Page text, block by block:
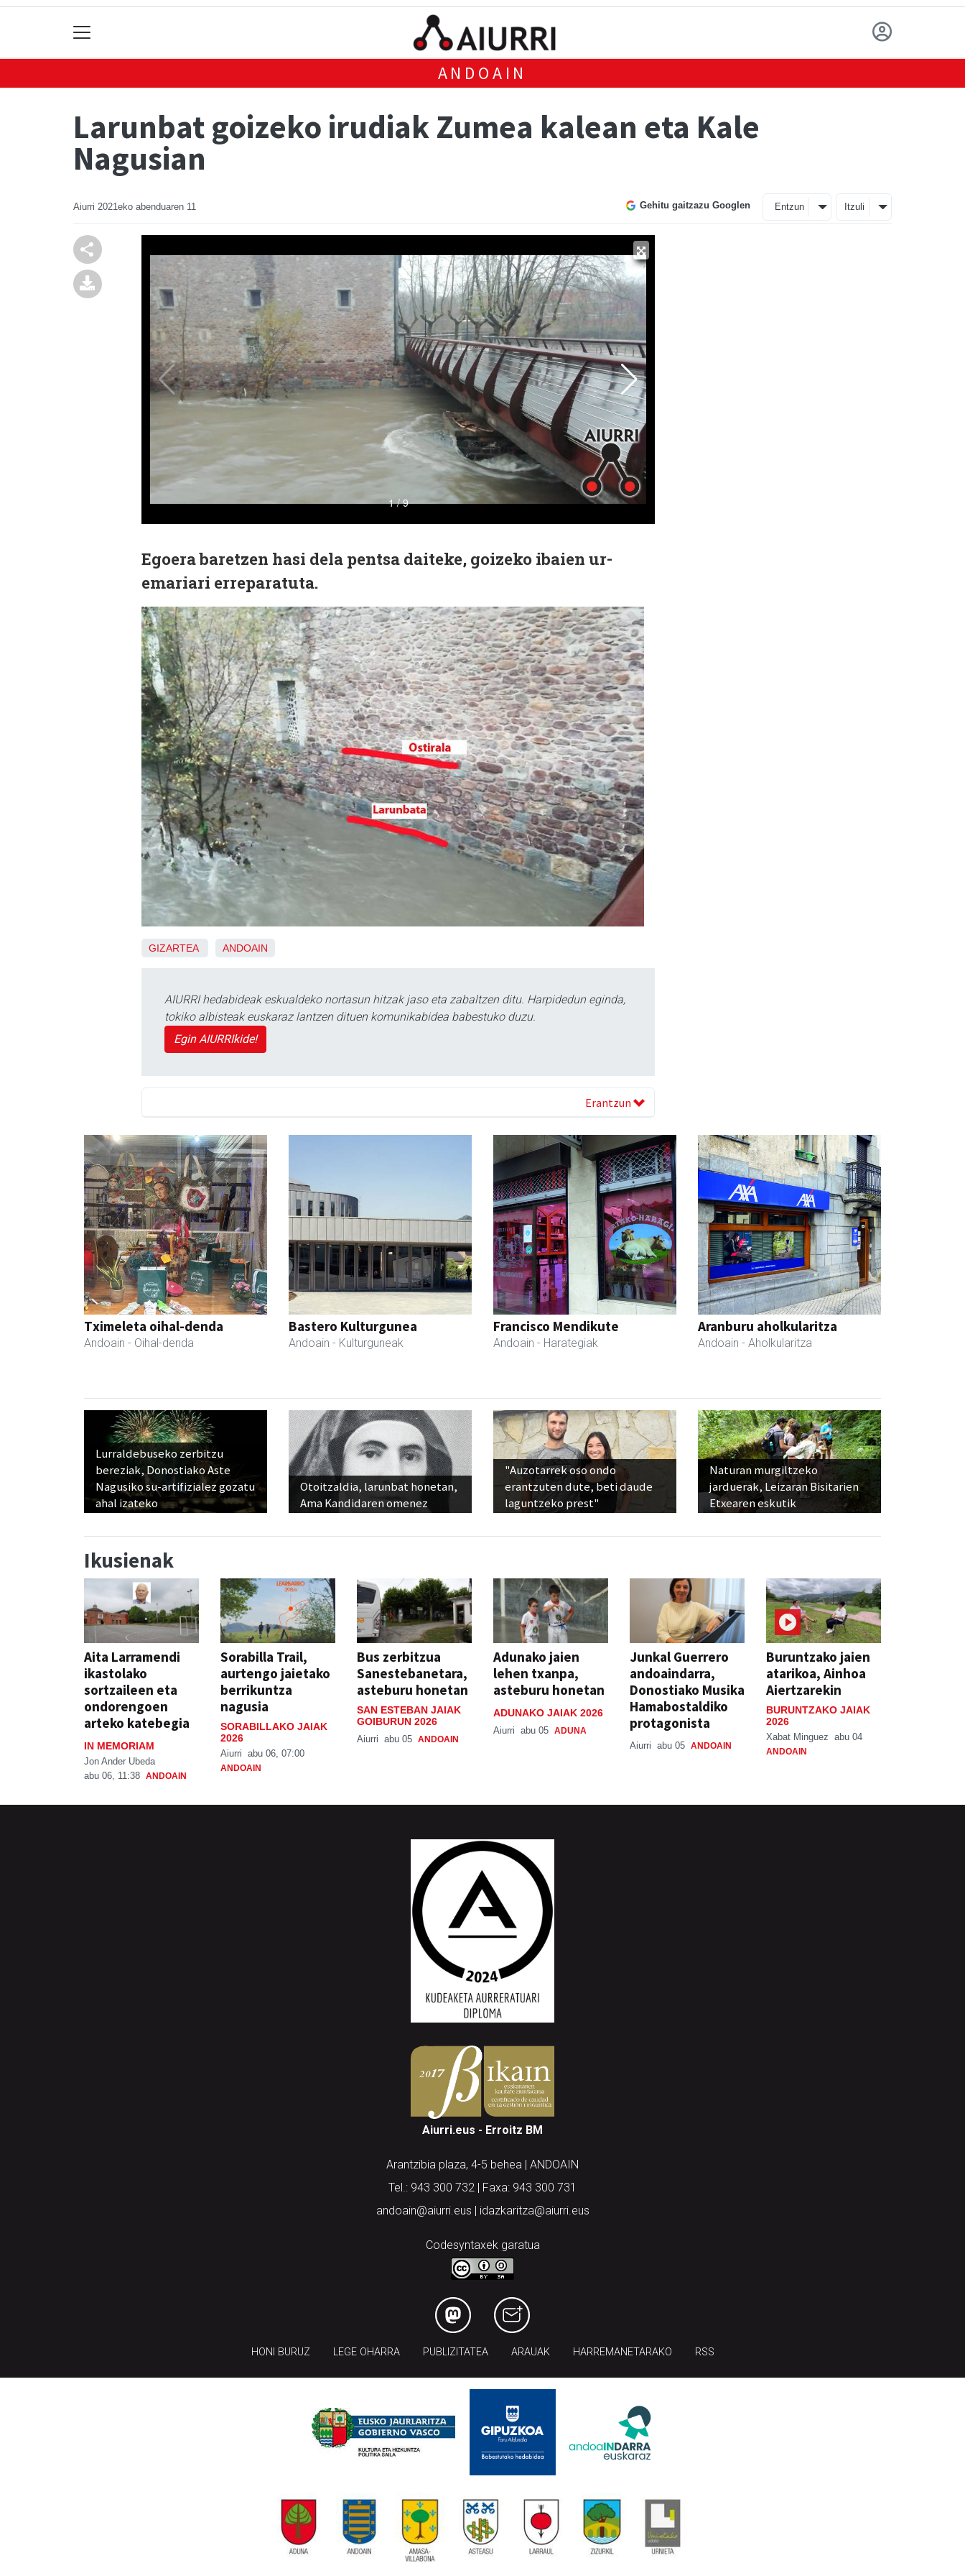
ANDOAIN
Larunbat goizeko irudiak Zumea kalean eta Kale
Nagusian
Aiurri 2021eko abenduaren 11 Gehitu gaitzazu Googlen Entzun Itzuli
Egoera baretzen hasi dela pentsa daiteke, goizeko ibaien ur-
emariari erreparatuta.
GIZARTEA ANDOAIN
AIURRI hedabideak eskualdeko nortasun hitzak jaso eta zabaltzen ditu. Harpidedun eginda,
tokiko albisteak euskaraz lantzen dituen komunikabidea babestuko duzu.
Egin AIURRIkide!
Erantzun
Tximeleta oihal-denda
Andoain - Oihal-denda
Bastero Kulturgunea
Andoain - Kulturguneak
Francisco Mendikute
Andoain - Harategiak
Aranburu aholkularitza
Andoain - Aholkularitza
Lurraldebuseko zerbitzu
bereziak, Donostiako Aste
Nagusiko su-artifizialez gozatu
ahal izateko
Otoitzaldia, larunbat honetan,
Ama Kandidaren omenez
"Auzotarrek oso ondo
erantzuten dute, beti daude
laguntzeko prest"
Naturan murgiltzeko
jarduerak, Leizaran Bisitarien
Etxearen eskutik
Ikusienak
Aita Larramendi
ikastolako
sortzaileen eta
ondorengoen
arteko katebegia
IN MEMORIAM
Jon Ander Ubeda
abu 06, 11:38 ANDOAIN
Sorabilla Trail,
aurtengo jaietako
berrikuntza
nagusia
SORABILLAKO JAIAK
2026
Aiurri abu 06, 07:00
ANDOAIN
Bus zerbitzua
Sanestebanetara,
asteburu honetan
SAN ESTEBAN JAIAK
GOIBURUN 2026
Aiurri abu 05 ANDOAIN
Adunako jaien
lehen txanpa,
asteburu honetan
ADUNAKO JAIAK 2026
Aiurri abu 05 ADUNA
Junkal Guerrero
andoaindarra,
Donostiako Musika
Hamabostaldiko
protagonista
Aiurri abu 05 ANDOAIN
Buruntzako jaien
atarikoa, Ainhoa
Aiertzarekin
BURUNTZAKO JAIAK
2026
Xabat Minguez abu 04
ANDOAIN
Aiurri.eus - Erroitz BM
Arantzibia plaza, 4-5 behea | ANDOAIN
Tel.: 943 300 732 | Faxa: 943 300 731
andoain@aiurri.eus | idazkaritza@aiurri.eus
Codesyntaxek garatua
HONI BURUZ LEGE OHARRA PUBLIZITATEA ARAUAK HARREMANETARAKO RSS